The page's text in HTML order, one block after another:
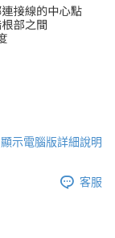
顯示電腦版詳細說明
客服